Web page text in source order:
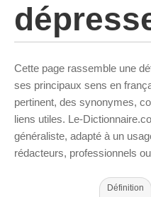
Cette page rassemble une
ses principaux sens en
pertinent, des synonymes,
liens utiles. Le-
généraliste, adapté à un
rédacteurs, professionnels
Définition